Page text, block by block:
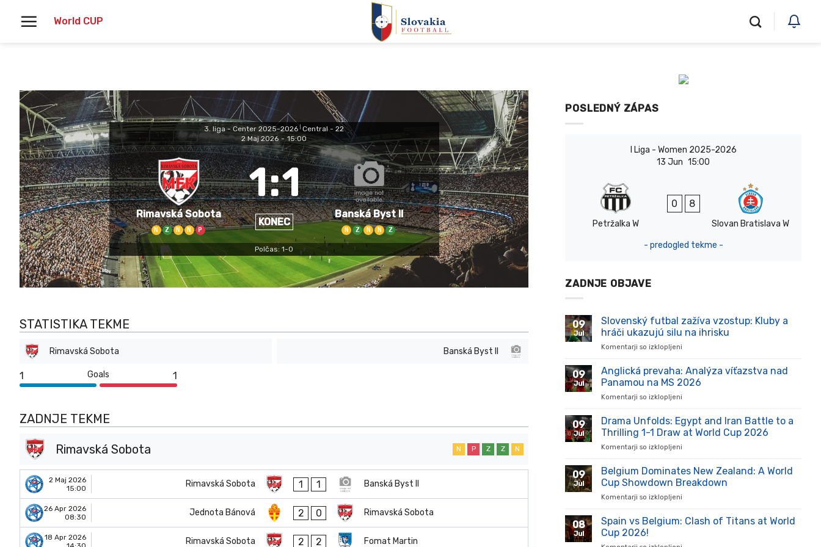
World CUP
3. liga - Center 2025-2026 Central - 22
2 Maj 2026 - 15:00
Rimavská Sobota
N Z N N P
1:1
KONEC
Banská Byst II
N Z N N Z
Polčas: 1-0
STATISTIKA TEKME
Rimavská Sobota Banská Byst II
1 Goals 1
ZADNJE TEKME
Rimavská Sobota N P Z Z N
2 Maj 2026
15:00
Rimavská Sobota 1 1 Banská Byst II
26 Apr 2026
08:30
Jednota Bánová 2 0 Rimavská Sobota
18 Apr 2026
Rimavská Sobota 2 2 Fomat Martin
POSLEDNÝ ZÁPAS
I Liga - Women 2025-2026
13 Jun 15:00
Petržalka W
0 8
Slovan Bratislava W
- predogled tekme -
ZADNJE OBJAVE
09
Jul
Slovenský futbal zažíva vzostup: Kluby a
hráči ukazujú silu na ihrisku
Komentarji so izklopljeni
futbal
zažíva
hráči
ukazujú
09
Jul
Anglická prevaha: Analýza víťazstva nad
Panamou na MS 2026
Komentarji so izklopljeni
prevaha:
Analýza
na
MS
09
Jul
Drama Unfolds: Egypt and Iran Battle to a
Thrilling 1-1 Draw at World Cup 2026
Komentarji so izklopljeni
Unfolds:
Egypt
to
09
Jul
Belgium Dominates New Zealand: A World
Cup Showdown Breakdown
Komentarji so izklopljeni
Dominates
08
Jul
Spain vs Belgium: Clash of Titans at World
Cup 2026!